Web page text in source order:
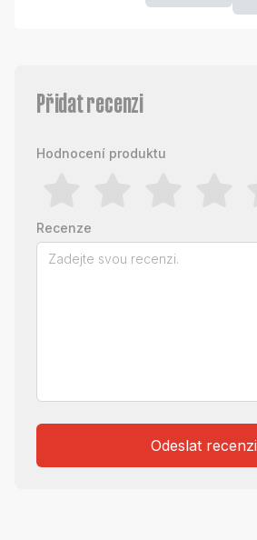
Přidat recenzi
Hodnocení produktu
Recenze
Odeslat recenzi